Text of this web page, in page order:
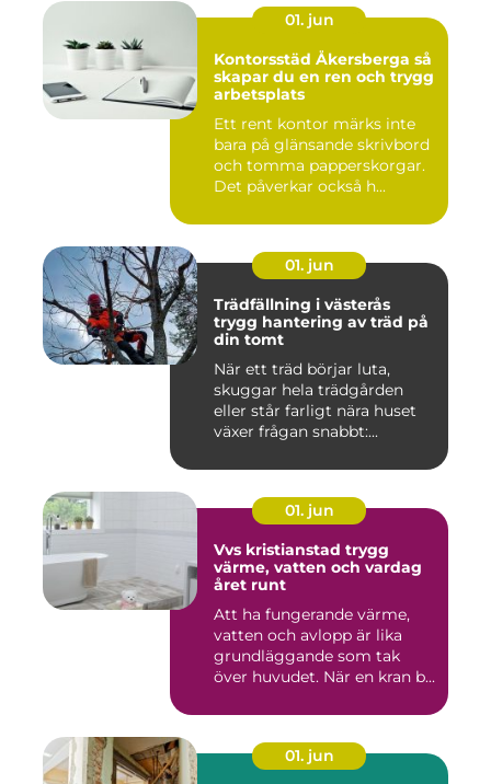
01. jun
Kontorsstäd Åkersberga så
skapar du en ren och trygg
arbetsplats
Ett rent kontor märks inte
bara på glänsande skrivbord
och tomma papperskorgar.
Det påverkar också h...
01. jun
Trädfällning i västerås
trygg hantering av träd på
din tomt
När ett träd börjar luta,
skuggar hela trädgården
eller står farligt nära huset
växer frågan snabbt:...
01. jun
Vvs kristianstad trygg
värme, vatten och vardag
året runt
Att ha fungerande värme,
vatten och avlopp är lika
grundläggande som tak
över huvudet. När en kran b...
01. jun